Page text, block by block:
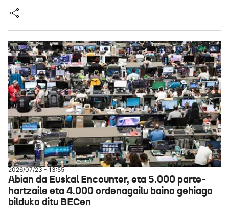
2026/07/23 - 13:55
Abian da Euskal Encounter, eta 5.000 parte-
hartzaile eta 4.000 ordenagailu baino gehiago
bilduko ditu BECen